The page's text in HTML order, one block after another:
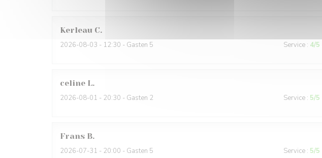
Kerleau C
2026-08-03 - 12:30 - Gasten 5 Service : 4/5
celine L
2026-08-01 - 20:30 - Gasten 2 Service : 5/5
Frans B
2026-07-31 - 20:00 - Gasten 5 Service : 5/5